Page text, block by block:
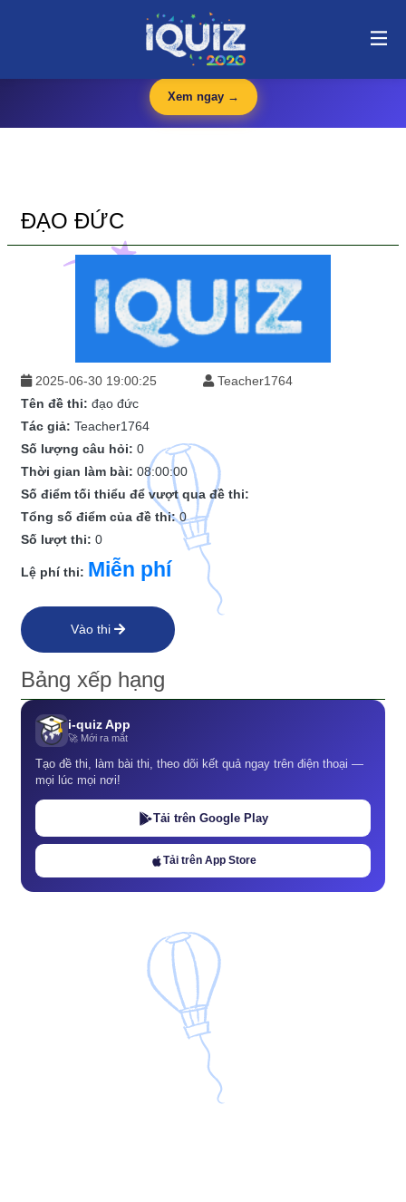
đạo đức | i-quiz.vn@stop article@stop
🛍️
— Văn phòng phẩm, dụng cụ học tập giá tốt
Xem ngay →
ĐẠO ĐỨC
2025-06-30 19:00:25
Teacher1764
Tên đề thi: đạo đức
Tác giả: Teacher1764
Số lượng câu hỏi: 0
Thời gian làm bài: 08:00:00
Số điểm tối thiểu để vượt qua đề thi:
Tổng số điểm của đề thi:0
Số lượt thi: 0
Lệ phí thi: Miễn phí
Vào thi
Bảng xếp hạng
i-quiz App
🚀 Mới ra mắt
Tạo đề thi, làm bài thi, theo dõi kết quả ngay trên điện thoại —
mọi lúc mọi nơi!
Tải trên Google Play
Tải trên App Store